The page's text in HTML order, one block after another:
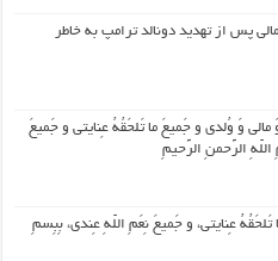
پس از تهدید دونالد ترامپ به خاطر
وَ وُلدی و جَمیعَ ما تَلحَقُهُ عِنایتی و جَمیعَ
الرَّحمنِ الرَّحیمِ
عِنایتی، و جَمیعَ نِعَمِ اللّهِ عِندی، بِبِسمِ